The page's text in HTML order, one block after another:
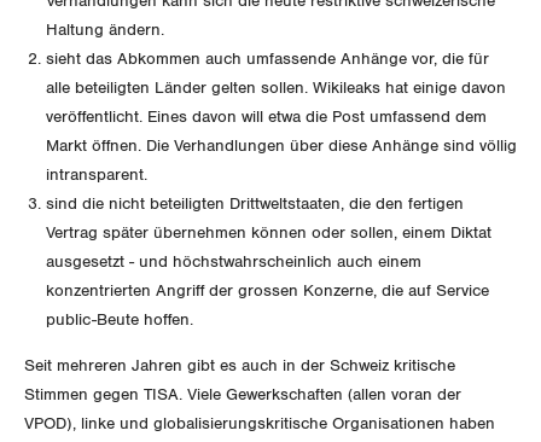
GEWERKSCHAFTSMITGLIED WERDEN
LOHNRECHNER
WEITERBILDUNG
NEWSLETTER
BROSCHÜREN/BÜCHER
Bestellformular
WIR ÜBER UNS
Vorstand
Präsidialausschuss
Jugendkommission
Beide Basel
OFFENE STELLEN
Medien
Artikel
Medienmitteilungen
Dossier
Vernehmlassungen
Blog
Blog Daniel Lampart
Der Europa-Blog
Haltung ändern.
sieht das Abkommen auch umfassende Anhänge vor, die für
alle beteiligten Länder gelten sollen. Wikileaks hat einige davon
veröffentlicht. Eines davon will etwa die Post umfassend dem
Markt öffnen. Die Verhandlungen über diese Anhänge sind völlig
intransparent.
sind die nicht beteiligten Drittweltstaaten, die den fertigen
Vertrag später übernehmen können oder sollen, einem Diktat
ausgesetzt - und höchstwahrscheinlich auch einem
konzentrierten Angriff der grossen Konzerne, die auf Service
public-Beute hoffen.
Seit mehreren Jahren gibt es auch in der Schweiz kritische
Stimmen gegen TISA. Viele Gewerkschaften (allen voran der
VPOD), linke und globalisierungskritische Organisationen haben